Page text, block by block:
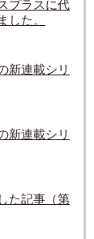
プラスに代
た。
新連載シリ
新連載シリ
た記事（第